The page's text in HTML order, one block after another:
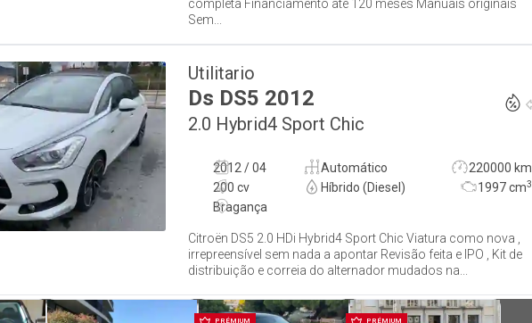
completa Financiamento até 120 meses Manuais originais
Sem...
Utilitario
Ds DS5 2012
2.0 Hybrid4 Sport Chic
2012 / 04 Automático
220000 km
200 cv
Híbrido (Diesel) 1997cm3
Bragança
Citroën DS5 2.0 HDi Hybrid4 Sport Chic Viatura como nova ,
irrepreensível sem nada a apontar Revisão feita e IPO , Kit de
distribuição e correia do alternador mudados na...
PRÉMIUM PRÉMIUM